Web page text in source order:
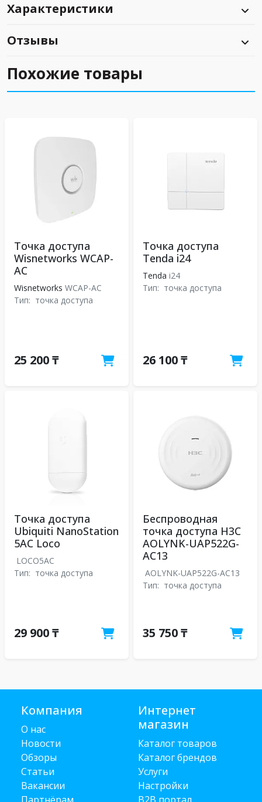
Характеристики
Отзывы
Похожие товары
Точка доступа
Wisnetworks WCAP-
AC
Wisnetworks WCAP-AC
Тип: точка доступа
25 200 ₸
Точка доступа
Tenda i24
Tenda i24
Тип: точка доступа
26 100 ₸
Точка доступа
Ubiquiti NanoStation
5AC Loco
LOCO5AC
Тип: точка доступа
29 900 ₸
Беспроводная
точка доступа H3C
AOLYNK-UAP522G-
AC13
AOLYNK-UAP522G-AC13
Тип: точка доступа
35 750 ₸
Компания
О нас
Новости
Обзоры
Статьи
Вакансии
Интернет
магазин
Каталог товаров
Каталог брендов
Услуги
Настройки